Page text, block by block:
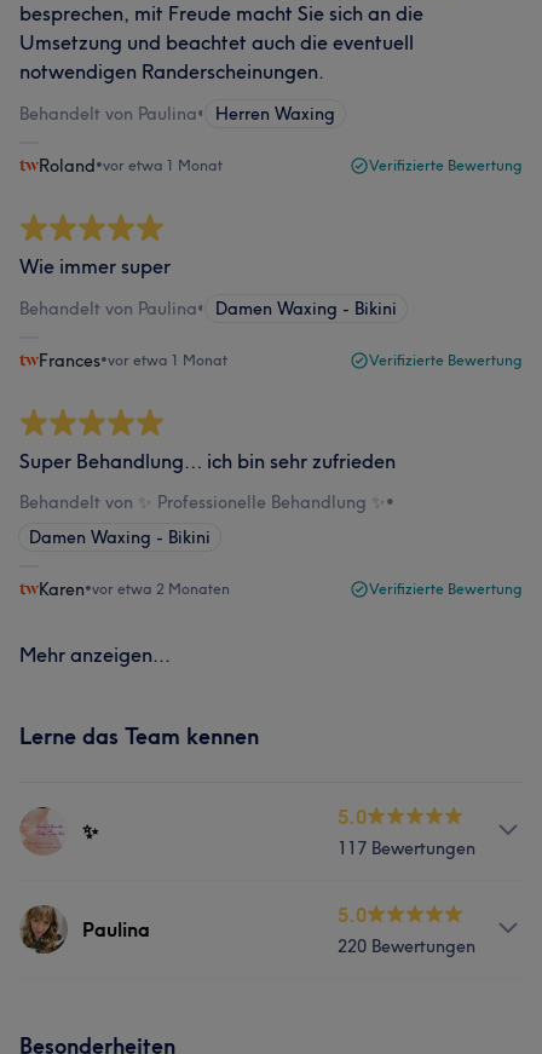
besprechen, mit Freude macht Sie sich an die
Umsetzung und beachtet auch die eventuell
notwendigen Randerscheinungen.
Behandelt von Paulina• Herren Waxing
Roland•vor etwa 1 Monat Verifizierte Bewertung
Wie immer super
Behandelt von Paulina• Damen Waxing - Bikini
Frances•vor etwa 1 Monat Verifizierte Bewertung
Super Behandlung… ich bin sehr zufrieden
Behandelt von ✨ Professionelle Behandlung ✨ •
Damen Waxing - Bikini
Karen•vor etwa 2 Monaten Verifizierte Bewertung
Mehr anzeigen...
Lerne das Team kennen
✨
5.0
117 Bewertungen
Info
Liebe Kunden und Kundinnen, Ich arbeite als
Kunden zu unterstreichen. Ich bin spezialisiert auf
Paulina
5.0
220 Bewertungen
Besonderheiten